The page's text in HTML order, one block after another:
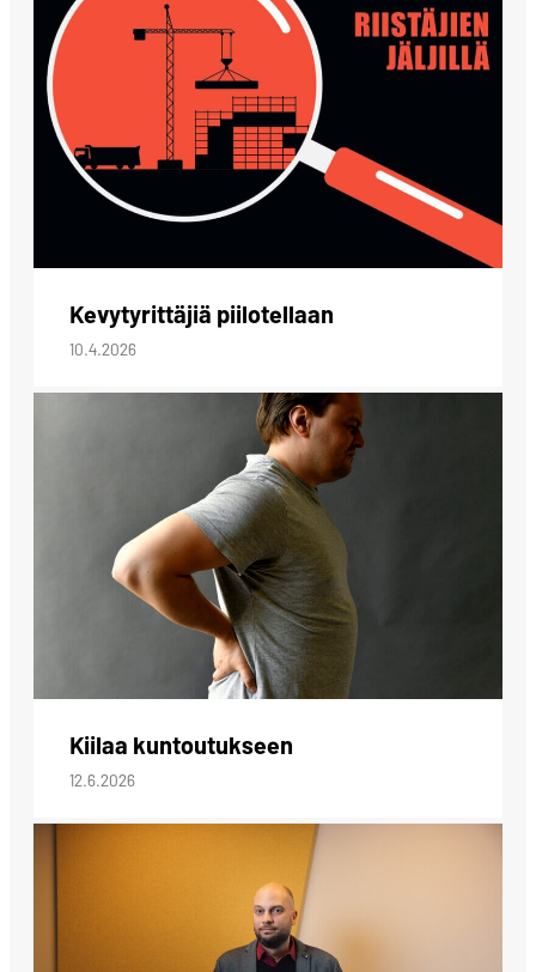
Kevytyrittäjiä piilotellaan
10.4.2026
Kiilaa kuntoutukseen
12.6.2026